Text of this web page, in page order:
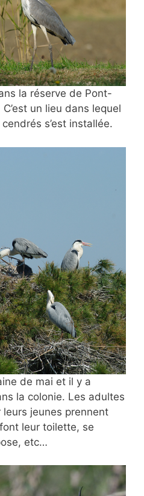
la réserve de Pont-
un lieu dans lequel
s’est installée.
de mai et il y a
la colonie. Les adultes
jeunes prennent
leur toilette, se
etc…